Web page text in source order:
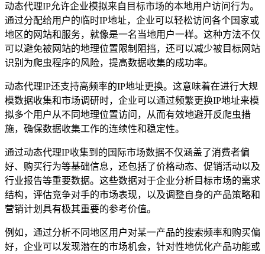
动态代理IP允许企业模拟来自目标市场的本地用户访问行为。
通过分配给用户的临时IP地址，企业可以轻松访问各个国家或
地区的网站和服务，就像是一名当地用户一样。这种方法不仅
可以避免被网站的地理位置限制阻挡，还可以减少被目标网站
识别为爬虫程序的风险，提高数据收集的成功率。
动态代理IP还支持高频率的IP地址更换。这意味着在进行大规
模数据收集和市场调研时，企业可以通过频繁更换IP地址来模
拟多个用户从不同地理位置访问，从而有效地避开反爬虫措
施，确保数据收集工作的连续性和稳定性。
通过动态代理IP收集到的国际市场数据不仅涵盖了消费者偏
好、购买行为等基础信息，还包括了价格动态、促销活动以及
行业报告等重要数据。这些数据对于企业分析目标市场的需求
结构，评估竞争对手的市场表现，以及调整自身的产品策略和
营销计划具有极其重要的参考价值。
例如，通过分析不同地区用户对某一产品的搜索频率和购买偏
好，企业可以发现潜在的市场机会，针对性地优化产品功能或